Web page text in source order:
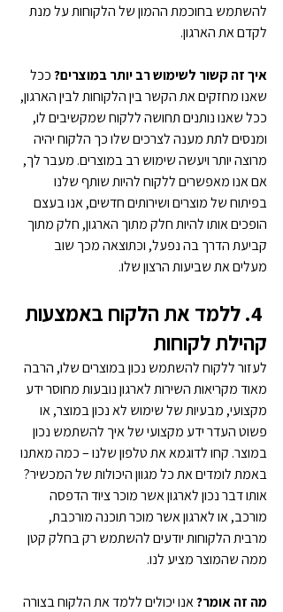
להשתמש בחוכמת ההמון של הלקוחות על מנת
לקדם את הארגון.
איך זה קשור לשימוש רב יותר במוצרים? ככל
שאנו מחזקים את הקשר בין הלקוחות לבין הארגון,
ככל שאנו נותנים תחושה ללקוח שמקשיבים לו,
ומנסים לתת מענה לצרכים שלו כך הלקוח יהיה
מרוצה יותר ויעשה שימוש רב במוצרים. מעבר לך,
אם אנו מאפשרים ללקוח להיות שותף שלנו
בפיתוח של מוצרים ושירותים חדשים, אנו בעצם
הופכים אותו להיות חלק מתוך הארגון, חלק מתוך
קביעת הדרך בה נפעל, וכתוצאה מכך שוב
מעלים את שביעות הרצון שלו.
ללמד את הלקוח באמצעות
קהילת לקוחות
לעזור ללקוח להשתמש נכון במוצרים שלו, הרבה
מאוד מקריאות השירות לארגון נובעות מחוסר ידע
מקצועי, מבעיות של שימוש לא נכון במוצר, או
פשוט העדר ידע מקצועי של איך להשתמש נכון
במוצר. קחו לדוגמא את טלפון שלנו – כמה מאתנו
באמת לומדים את כל מגוון היכולות של המכשיר?
אותו דבר נכון לארגון אשר מוכר ציוד הדפסה
מורכב, או לארגון אשר מוכר תוכנה מורכבת,
מרבית הלקוחות יודעים להשתמש רק בחלק קטן
ממה שהמוצר מציע לנו.
מה זה אומר? אנו יכולים ללמד את הלקוח בצורה